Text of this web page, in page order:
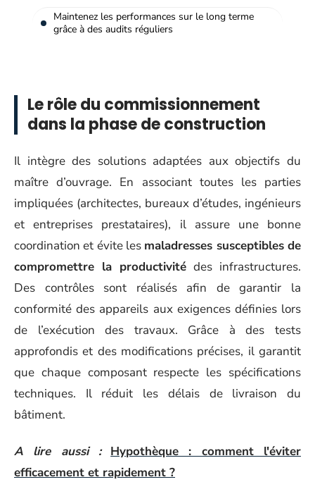
Maintenez les performances sur le long terme
grâce à des audits réguliers
Le rôle du commissionnement
dans la phase de construction
Il intègre des solutions adaptées aux objectifs du
maître d’ouvrage. En associant toutes les parties
impliquées (architectes, bureaux d’études, ingénieurs
et entreprises prestataires), il assure une bonne
coordination et évite les maladresses susceptibles de
compromettre la productivité des infrastructures.
Des contrôles sont réalisés afin de garantir la
conformité des appareils aux exigences définies lors
de l’exécution des travaux. Grâce à des tests
approfondis et des modifications précises, il garantit
que chaque composant respecte les spécifications
techniques. Il réduit les délais de livraison du
bâtiment.
A lire aussi :
Hypothèque : comment l'éviter
efficacement et rapidement ?